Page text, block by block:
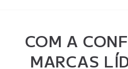
COM A
MARCAS